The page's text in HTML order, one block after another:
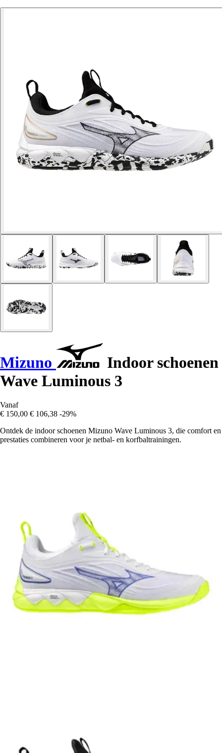
Mizuno
Indoor schoenen
Wave Luminous 3
Vanaf
€ 150,00 € 106,38 -29%
Ontdek de indoor schoenen Mizuno Wave Luminous 3, die comfort en
prestaties combineren voor je netbal- en korfbaltrainingen.